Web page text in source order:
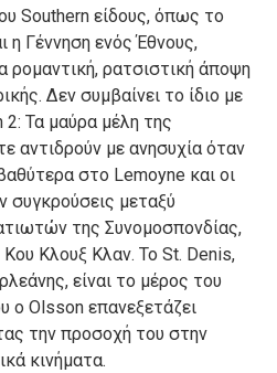
Southern είδους, όπως το
η Γέννηση ενός Έθνους,
ρομαντική, ρατσιστική άποψη
Δεν συμβαίνει το ίδιο με
Τα μαύρα μέλη της
αντιδρούν με ανησυχία όταν
στο Lemoyne και οι
συγκρούσεις μεταξύ
της Συνομοσπονδίας,
Κλουξ Κλαν. Το St. Denis,
είναι το μέρος του
ο Olsson επανεξετάζει
την προσοχή του στην
κινήματα.